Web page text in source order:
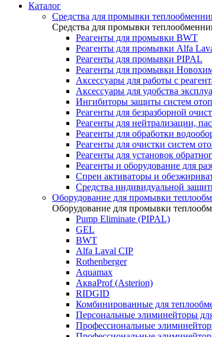
Каталог
Средства для промывки
Средства для промывки
Реагенты для промывки BWT
Реагенты для промывки Alfa
Реагенты для промывки PIPAL
Реагенты для промывки
Аксессуары для работы с
Аксессуары для удобства
Ингибиторы защиты систем
Реагенты для безразборной
Реагенты для нейтрализации,
Реагенты для обработки
Реагенты для очистки систем
Реагенты для установок
Реагенты и оборудование для
Спреи активаторы и
Средства индивидуальной
Оборудование для промывки
Оборудование для промывки
Pump Eliminate (PIPAL)
GEL
BWT
Alfa Laval CIP
Rothenberger
Aquamax
АкваProf (Asterion)
RIDGID
Комбинированные для
Персональные элиминейторы
Профессиональные